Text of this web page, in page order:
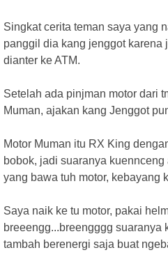
Singkat cerita teman saya yang
panggil dia kang jenggot karena
dianter ke ATM.
Setelah ada pinjman motor dari
Muman, ajakan kang Jenggot
Motor Muman itu RX King
bobok, jadi suaranya
yang bawa tuh motor, kebayang
Saya naik ke tu motor, pakai
breeengg...breengggg suaranya
tambah berenergi saja buat